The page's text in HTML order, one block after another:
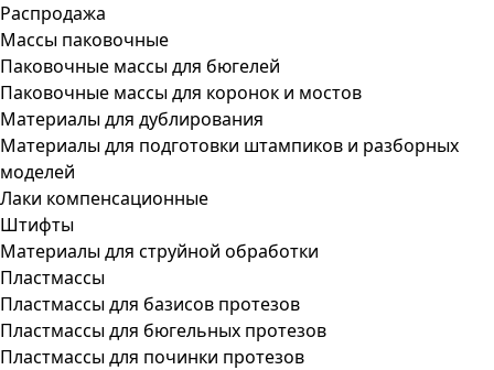
Распродажа
Массы паковочные
Паковочные массы для бюгелей
Паковочные массы для коронок и мостов
Материалы для дублирования
Материалы для подготовки штампиков и разборных
моделей
Лаки компенсационные
Штифты
Материалы для струйной обработки
Пластмассы
Пластмассы для базисов протезов
Пластмассы для бюгельных протезов
Пластмассы для починки протезов